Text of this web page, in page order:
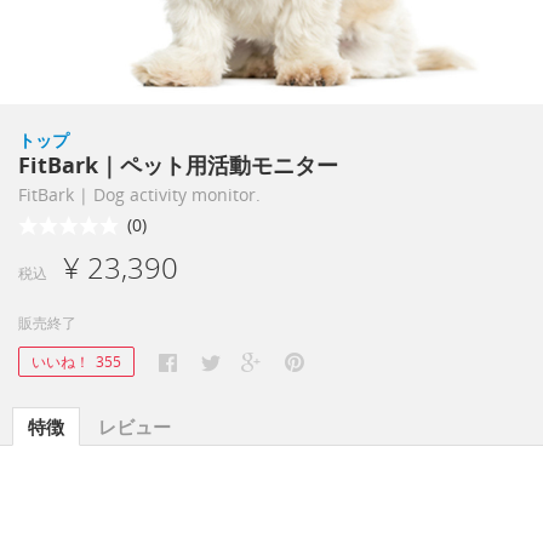
トップ
FitBark｜ペット用活動モニター
FitBark | Dog activity monitor.
(0)
税込 ¥ 23,390
販売終了
いいね！ 355
特徴 レビュー